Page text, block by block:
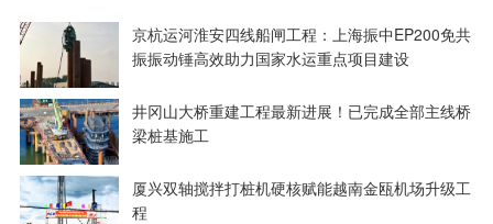
京杭运河淮安四线船闸工程：上海振中EP200免共
振振动锤高效助力国家水运重点项目建设
井冈山大桥重建工程最新进展！已完成全部主线桥
梁桩基施工
厦兴双轴搅拌打桩机硬核赋能越南金瓯机场升级工
程